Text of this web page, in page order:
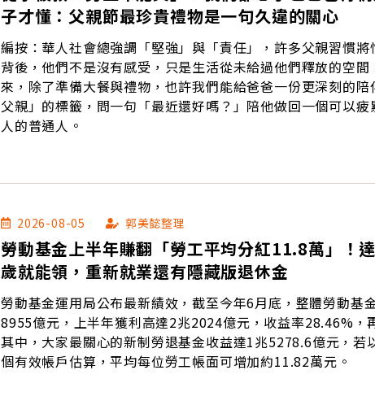
沒有提前做好這幾步安排，即便法律改了，你最想保護的人依
風暴。
子才懂：父親節最珍貴禮物是一句久違的關心
編按：華人社會總強調「堅強」與「責任」，許多父親習慣將
背後，他們不是沒有感受，只是生活從未給過他們釋放的空間
來，除了準備大餐與禮物，也許我們能給爸爸一份更深刻的陪
父親」的標籤，問一句「最近還好嗎？」陪他做回一個可以疲
人的普通人。
2026-08-05 郭美懿整理
勞動基金上半年賺翻「勞工平均分紅11.8萬」！
歲就能領，重新就業還有隱藏版退休金
勞動基金運用局公布最新績效，截至今年6月底，整體勞動基
8955億元，上半年獲利高達2兆2024億元，收益率28.46%，
其中，大家最關心的新制勞退基金收益達1兆5278.6億元，若
個有效帳戶估算，平均每位勞工帳面可增加約11.82萬元。